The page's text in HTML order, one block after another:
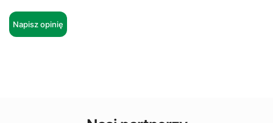
Napisz opinię